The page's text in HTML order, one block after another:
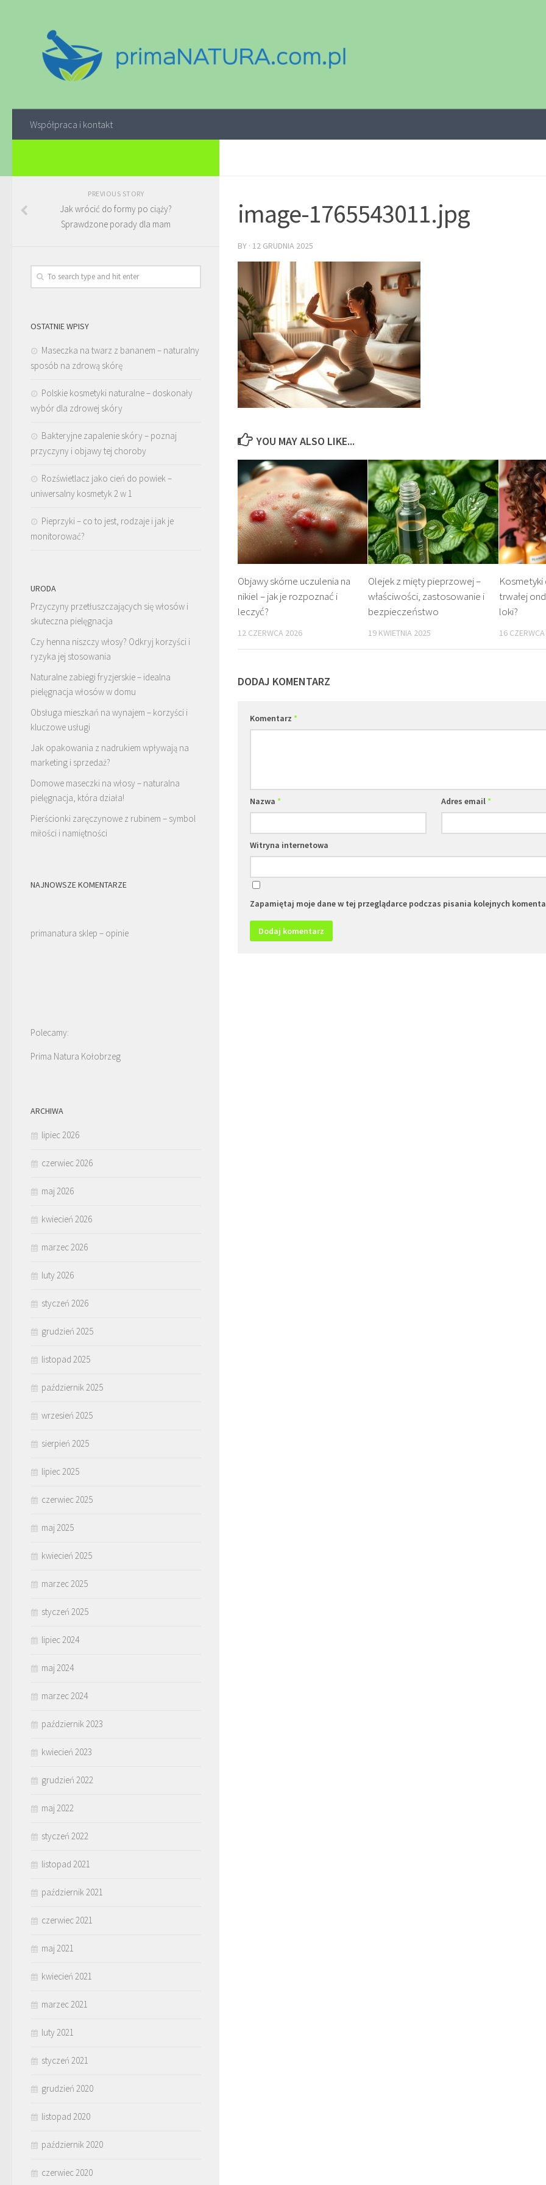
Współpraca i kontakt
image-1765543011.jpg
BY · 12 GRUDNIA 2025
YOU MAY ALSO LIKE...
Objawy skórne uczulenia na
nikiel – jak je rozpoznać i
leczyć?
12 CZERWCA 2026
Olejek z mięty pieprzowej –
właściwości, zastosowanie i
bezpieczeństwo
19 KWIETNIA 2025
trwałej
loki?
16
DODAJ KOMENTARZ
Komentarz *
Nazwa * Adres email*
Witryna internetowa
Zapamiętaj moje dane w tej przeglądarce podczas pisania kolejnych
PREVIOUS STORY
Jak wrócić do formy po ciąży?
Sprawdzone porady dla mam
OSTATNIE WPISY
Maseczka na twarz z bananem – naturalny
sposób na zdrową skórę
Polskie kosmetyki naturalne – doskonały
wybór dla zdrowej skóry
Bakteryjne zapalenie skóry – poznaj
przyczyny i objawy tej choroby
Rozświetlacz jako cień do powiek –
uniwersalny kosmetyk 2 w 1
Pieprzyki – co to jest, rodzaje i jak je
monitorować?
URODA
Przyczyny przetłuszczających się włosów i
skuteczna pielęgnacja
Czy henna niszczy włosy? Odkryj korzyści i
ryzyka jej stosowania
Naturalne zabiegi fryzjerskie – idealna
pielęgnacja włosów w domu
Obsługa mieszkań na wynajem – korzyści i
kluczowe usługi
Jak opakowania z nadrukiem wpływają na
marketing i sprzedaż?
Domowe maseczki na włosy – naturalna
pielęgnacja, która działa!
Pierścionki zaręczynowe z rubinem – symbol
miłości i namiętności
NAJNOWSZE KOMENTARZE
primanatura sklep – opinie
Polecamy:
Prima Natura Kołobrzeg
ARCHIWA
lipiec 2026
czerwiec 2026
maj 2026
kwiecień 2026
marzec 2026
luty 2026
styczeń 2026
grudzień 2025
listopad 2025
październik 2025
wrzesień 2025
sierpień 2025
lipiec 2025
czerwiec 2025
maj 2025
kwiecień 2025
marzec 2025
styczeń 2025
lipiec 2024
maj 2024
marzec 2024
październik 2023
kwiecień 2023
grudzień 2022
maj 2022
styczeń 2022
listopad 2021
październik 2021
czerwiec 2021
maj 2021
kwiecień 2021
marzec 2021
luty 2021
styczeń 2021
grudzień 2020
listopad 2020
październik 2020
czerwiec 2020